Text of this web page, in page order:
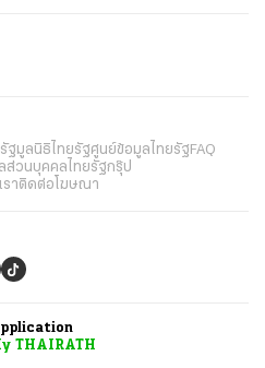
ฐมูลนิธิไทยรัฐศูนย์ข้อมูลไทยรัฐFAQ
ส่วนบุคคลไทยรัฐกรุ๊ป
าติดต่อโฆษณา
THAIRATH